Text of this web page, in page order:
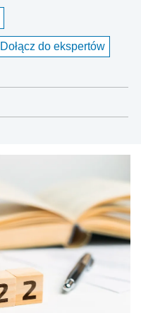
Dołącz do ekspertów